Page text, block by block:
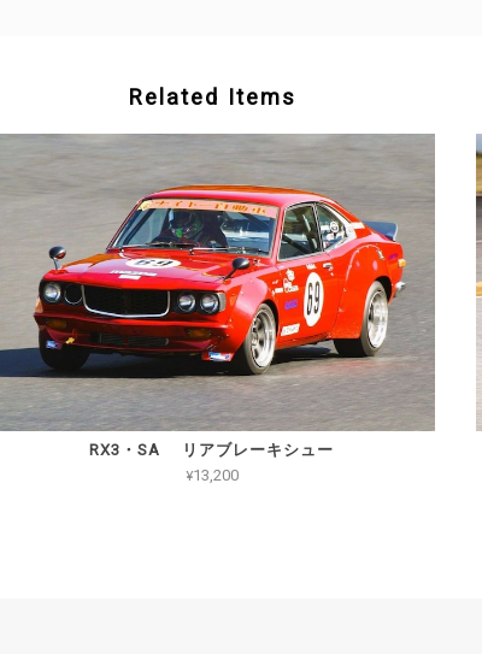
Related Items
RX3・SA リアブレーキシュー
¥13,200